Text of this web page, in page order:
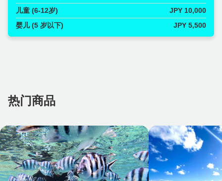
儿童 (6-12岁)
JPY 10,000
婴儿 (5 岁以下)
JPY 5,500
热门商品